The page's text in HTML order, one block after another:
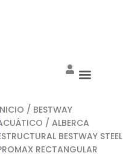
/ BESTWAY
/ ALBERCA
BESTWAY STEEL
RECTANGULAR